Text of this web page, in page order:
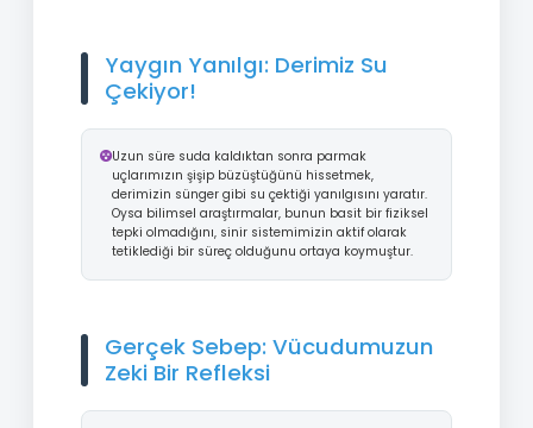
Yaygın Yanılgı: Derimiz Su
Çekiyor!
Uzun süre suda kaldıktan sonra parmak
uçlarımızın şişip büzüştüğünü hissetmek,
derimizin sünger gibi su çektiği yanılgısını yaratır.
Oysa bilimsel araştırmalar, bunun basit bir fiziksel
tepki olmadığını, sinir sistemimizin aktif olarak
tetiklediği bir süreç olduğunu ortaya koymuştur.
Gerçek Sebep: Vücudumuzun
Zeki Bir Refleksi